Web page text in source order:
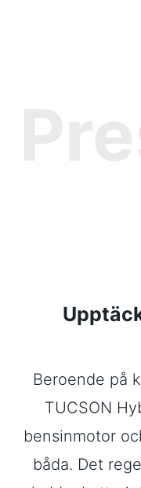
Beroende på
TUCSON
bensinmotor
båda. Det